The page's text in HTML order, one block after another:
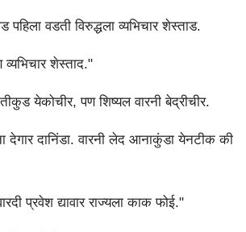
वडती विरुद्धला व्यभिचार शेस्ताड.
शेस्ताद."
येकोचीर, पण शिष्यल वारनी बेद्रीचीर.
देगार दानिंडा. वारनी लेद आनाकुंडा येनटीक की
प्रवेश द्यावार राज्यला काक फोई."